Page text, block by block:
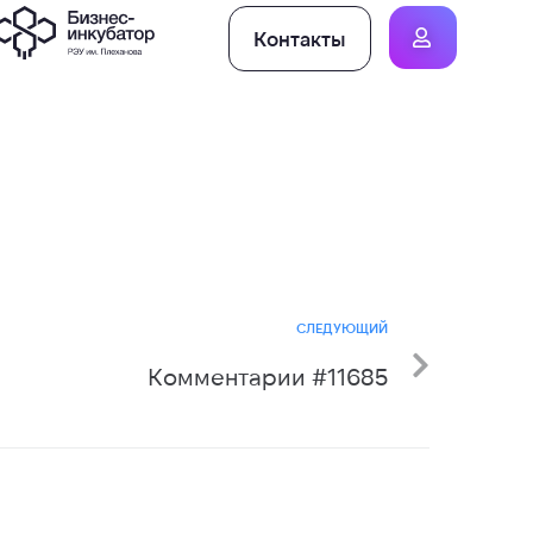
Контакты
СЛЕДУЮЩИЙ
Комментарии #11685